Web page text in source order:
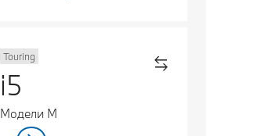
Touring
i5
Модели М